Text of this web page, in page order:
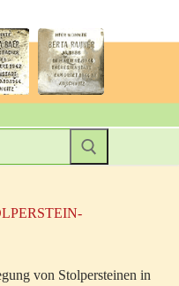
von Stolpersteinen in